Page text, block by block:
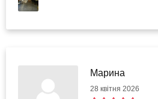
Марина
28 квітня 2026